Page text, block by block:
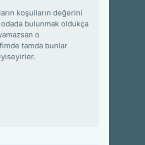
koşulların değerini
bulunmak oldukça
o
tamda bunlar